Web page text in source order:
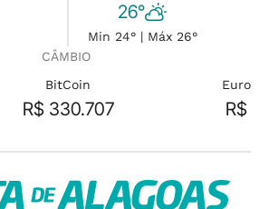
26°
Min 24° | Máx 26°
CÂMBIO
BitCoin
R$ 330.707
Euro
R$